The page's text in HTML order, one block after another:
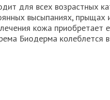
для всех возрастных
высыпаниях, прыщах
кожа приобретает
Биодерма колеблется